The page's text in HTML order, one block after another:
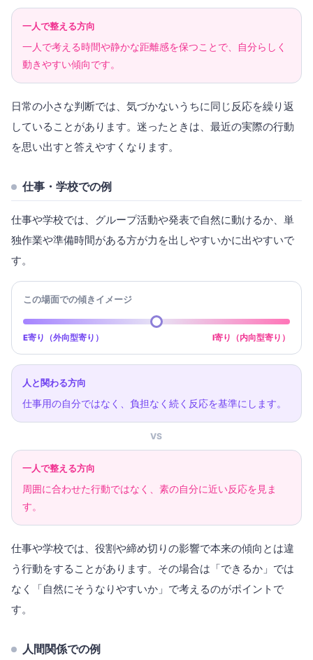
一人で整える方向
一人で考える時間や静かな距離感を保つことで、自分らしく
動きやすい傾向です。
日常の小さな判断では、気づかないうちに同じ反応を繰り返
していることがあります。迷ったときは、最近の実際の行動
を思い出すと答えやすくなります。
仕事・学校での例
仕事や学校では、グループ活動や発表で自然に動けるか、単
独作業や準備時間がある方が力を出しやすいかに出やすいで
す。
この場面での傾きイメージ
E寄り（外向型寄り） I寄り（内向型寄り）
人と関わる方向
仕事用の自分ではなく、負担なく続く反応を基準にします。
VS
一人で整える方向
周囲に合わせた行動ではなく、素の自分に近い反応を見ま
す。
仕事や学校では、役割や締め切りの影響で本来の傾向とは違
う行動をすることがあります。その場合は「できるか」では
なく「自然にそうなりやすいか」で考えるのがポイントで
す。
人間関係での例